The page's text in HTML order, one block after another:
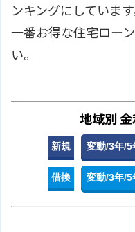
ンキングにしています
一番お得な住宅ロー
い。
地域別
新規 変動/3年/5
借換 変動/3年/5